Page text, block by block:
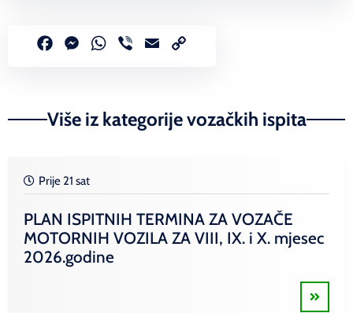
FacebookMessenger
WhatsApp
Viber Email
Više iz kategorije vozačkih ispita
Prije 21 sat
PLAN ISPITNIH TERMINA ZA VOZAČE
MOTORNIH VOZILA ZA VIII, IX. i X. mjesec
2026.godine